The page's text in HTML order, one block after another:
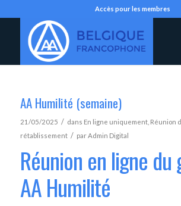
Accès pour les membres
AA Humilité (semaine)
21/05/2025 / dans En ligne uniquement, Réunion
rétablissement / parAdmin Digital
Réunion en ligne du
AA Humilité